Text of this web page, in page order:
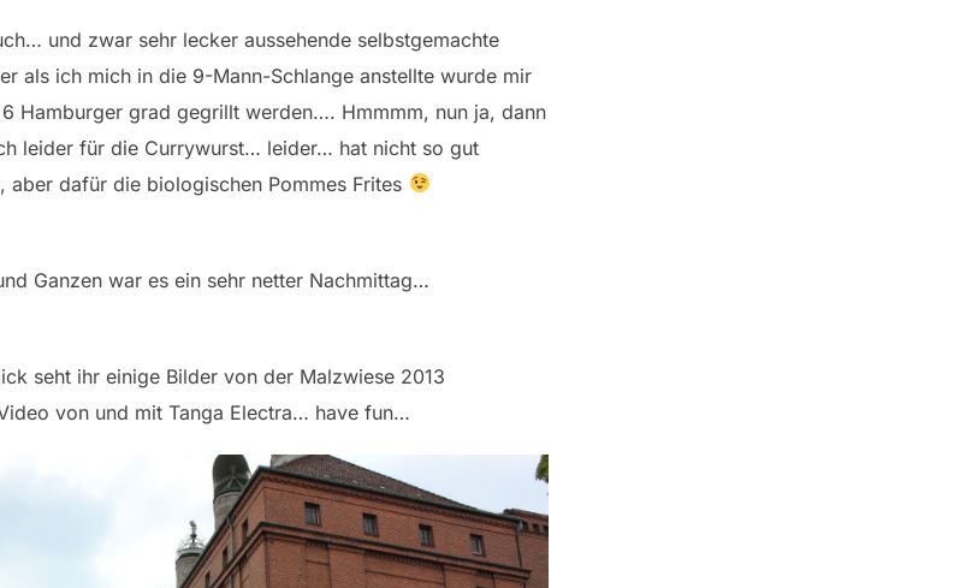
und zwar sehr lecker aussehende selbstgemachte
als ich mich in die 9-Mann-Schlange anstellte wurde mir
Hamburger grad gegrillt werden…. Hmmmm, nun ja, dann
leider für die Currywurst… leider… hat nicht so gut
aber dafür die biologischen Pommes Frites
Ganzen war es ein sehr netter Nachmittag…
seht ihr einige Bilder von der Malzwiese 2013
von und mit Tanga Electra… have fun…